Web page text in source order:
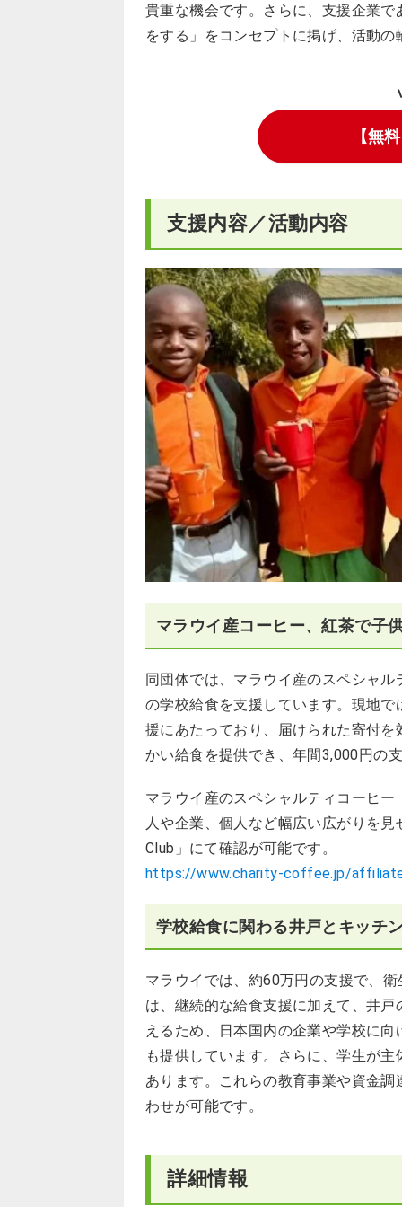
貴重な機会です。さらに、支援企業
をする」をコンセプトに掲げ、活動の
\
【無
支援内容／活動内容
マラウイ産コーヒー、紅茶で子
同団体では、マラウイ産のスペシャ
の学校給食を支援しています。現地
援にあたっており、届けられた寄付
かい給食を提供でき、年間3,000円の
マラウイ産のスペシャルティコーヒ
人や企業、個人など幅広い広がりを
Club」にて確認が可能です。
https://www.charity-coffee.jp/
学校給食に関わる井戸とキッチ
マラウイでは、約60万円の支援で、
は、継続的な給食支援に加えて、井
えるため、日本国内の企業や学校に
も提供しています。さらに、学生が
あります。これらの教育事業や資金
わせが可能です。
詳細情報